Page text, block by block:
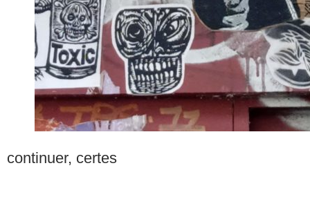
continuer, certes